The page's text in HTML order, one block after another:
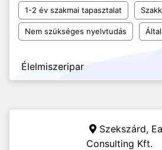
1-2 év szakmai tapasztalat
Nem szükséges nyelvtudás
Élelmiszeripar
Szekszárd,
Consulting Kft.